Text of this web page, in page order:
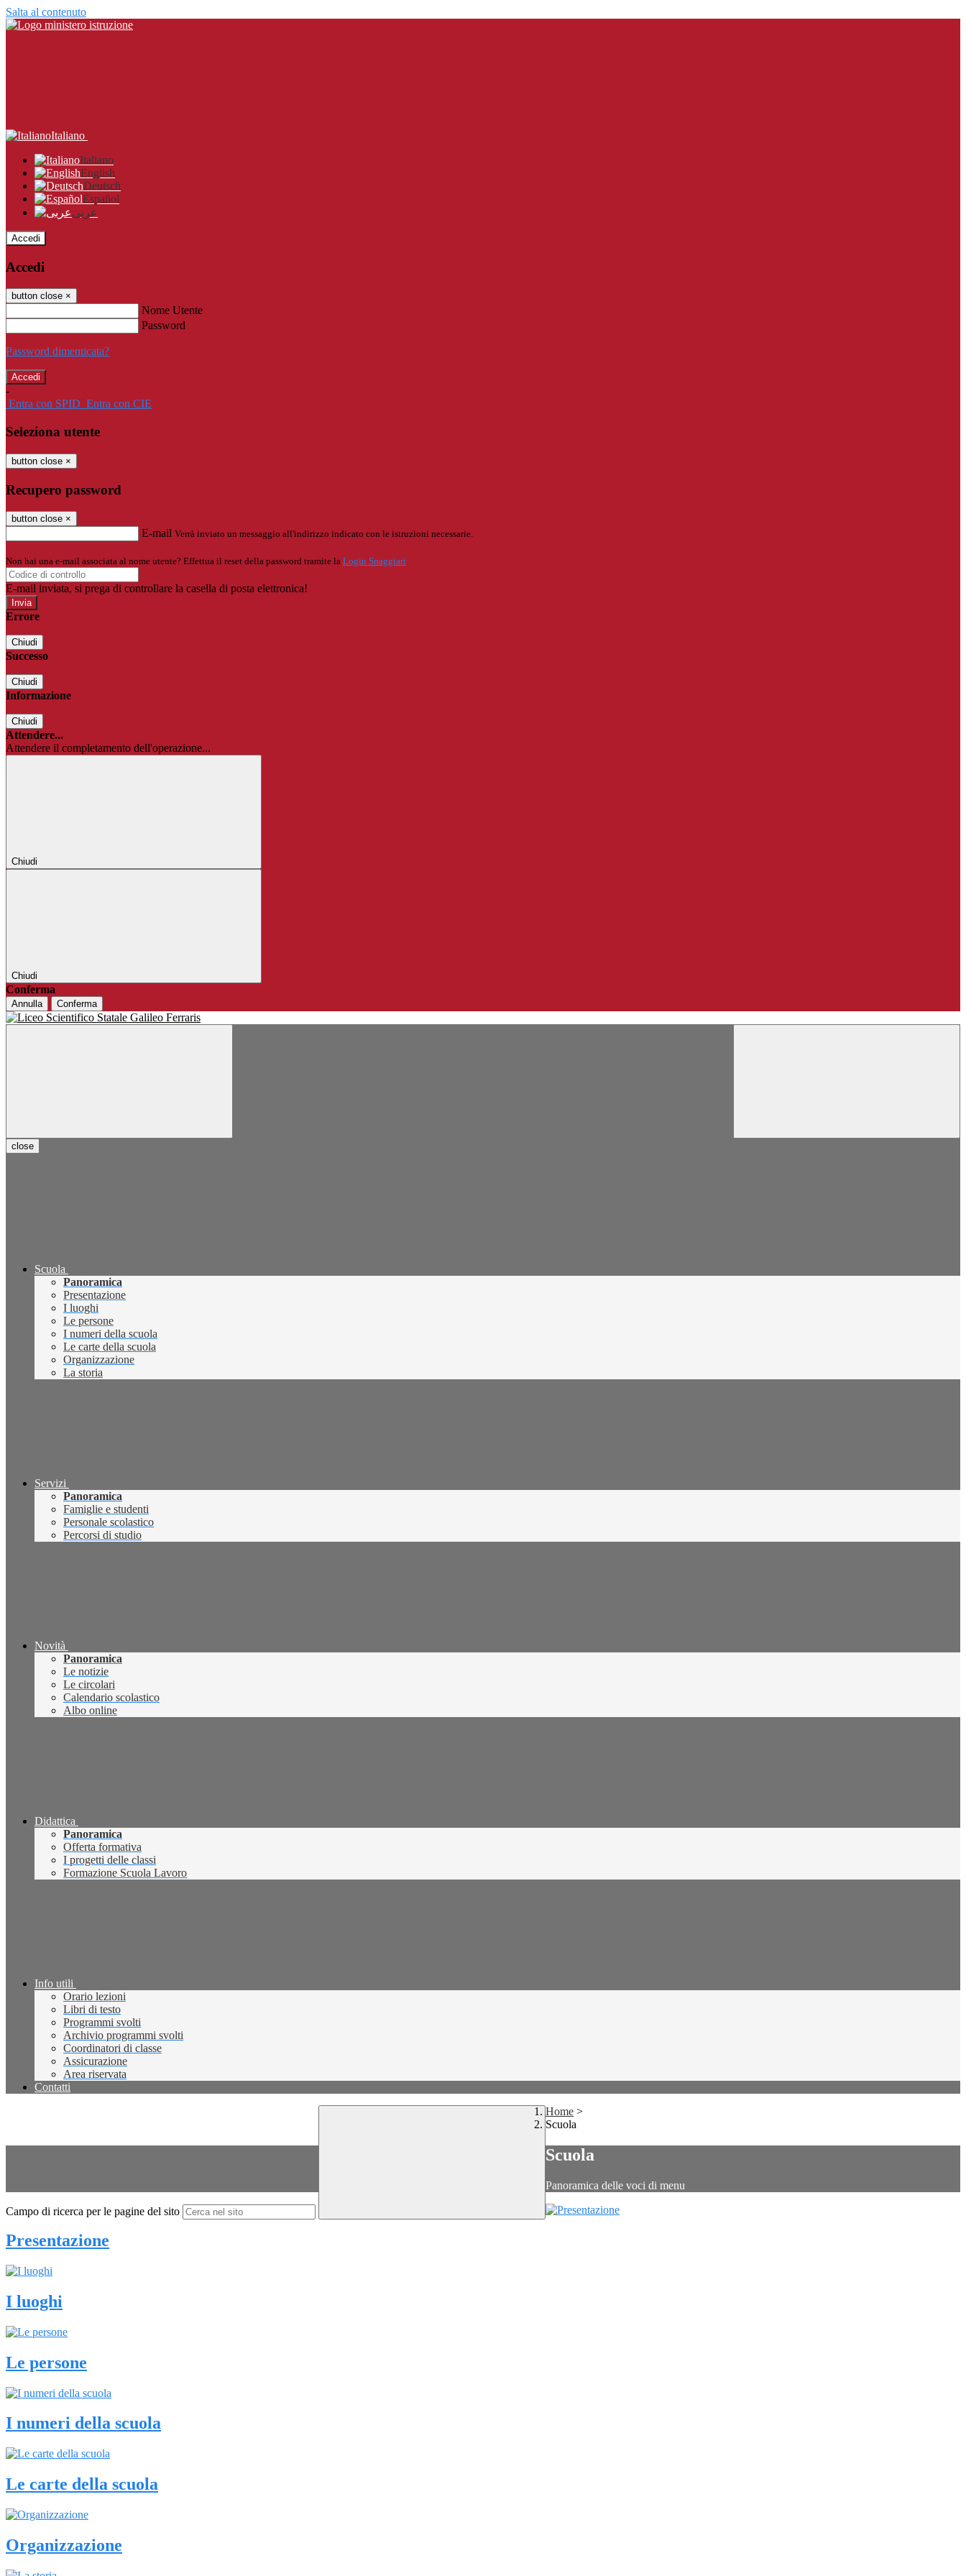
Salta al contenuto
Italiano
Italiano
English
Deutsch
Español
عربى
Accedi
Accedi
button close ×
Nome Utente
Password
Password dimenticata?
-
Entra con SPID Entra con CIE
Seleziona utente
button close ×
Recupero password
button close ×
E-mail Verrà inviato un messaggio all'indirizzo indicato con le istruzioni necessarie.
Non hai una e-mail associata al nome utente? Effettua il reset della password tramite la Login Spaggiari
E-mail inviata, si prega di controllare la casella di posta elettronica!
Errore
Chiudi
Successo
Chiudi
Informazione
Chiudi
Attendere...
Attendere il completamento dell'operazione...
Chiudi
Chiudi
Conferma
Annulla Conferma
close
Scuola
Panoramica
Presentazione
I luoghi
Le persone
I numeri della scuola
Le carte della scuola
Organizzazione
La storia
Servizi
Panoramica
Famiglie e studenti
Personale scolastico
Percorsi di studio
Novità
Panoramica
Le notizie
Le circolari
Calendario scolastico
Albo online
Didattica
Panoramica
Offerta formativa
I progetti delle classi
Formazione Scuola Lavoro
Info utili
Orario lezioni
Libri di testo
Programmi svolti
Archivio programmi svolti
Coordinatori di classe
Assicurazione
Area riservata
Contatti
Campo di ricerca per le pagine del sito
Home >
Scuola
Scuola
Panoramica delle voci di menu
Presentazione
I luoghi
Le persone
I numeri della scuola
Le carte della scuola
Organizzazione